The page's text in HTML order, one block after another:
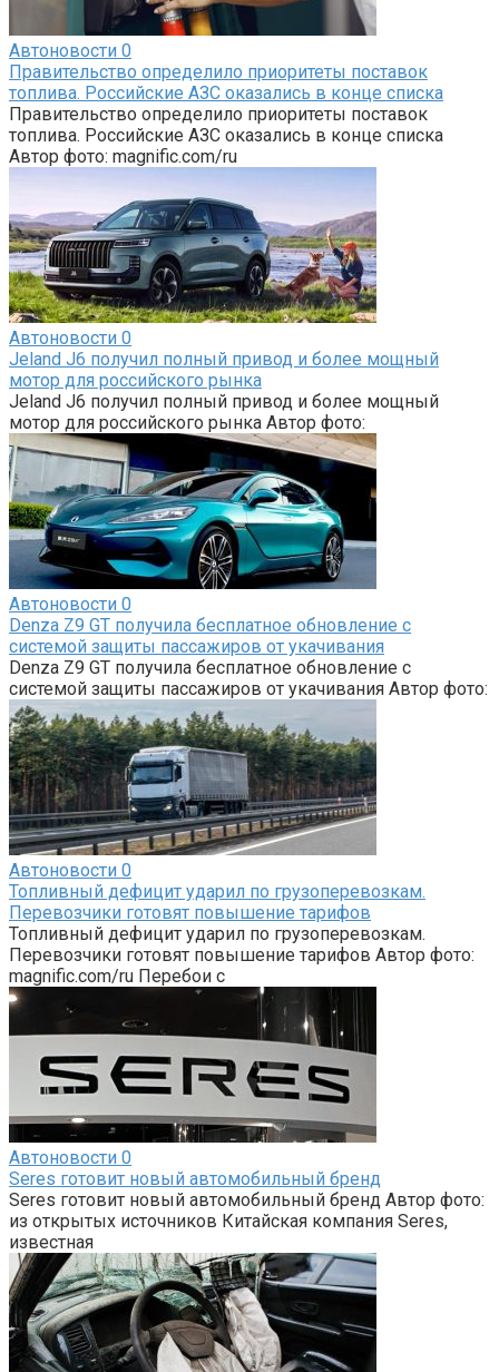
Автоновости 0
Правительство определило приоритеты поставок
топлива. Российские АЗС оказались в конце списка
Правительство определило приоритеты поставок
топлива. Российские АЗС оказались в конце списка
Автор фото: magnific.com/ru
Автоновости 0
Jeland J6 получил полный привод и более мощный
мотор для российского рынка
Jeland J6 получил полный привод и более мощный
мотор для российского рынка Автор фото:
Автоновости 0
Denza Z9 GT получила бесплатное обновление с
системой защиты пассажиров от укачивания
Denza Z9 GT получила бесплатное обновление с
системой защиты пассажиров от укачивания Автор фото:
Автоновости 0
Топливный дефицит ударил по грузоперевозкам.
Перевозчики готовят повышение тарифов
Топливный дефицит ударил по грузоперевозкам.
Перевозчики готовят повышение тарифов Автор фото:
magnific.com/ru Перебои с
Автоновости 0
Seres готовит новый автомобильный бренд
Seres готовит новый автомобильный бренд Автор фото:
из открытых источников Китайская компания Seres,
известная